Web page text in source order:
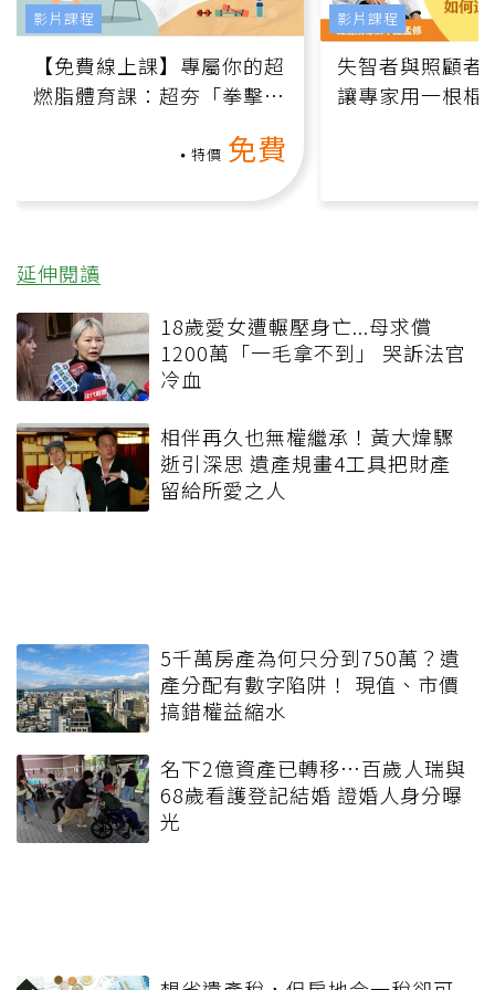
【免費線上課】專屬你的超
燃脂體育課：超夯「拳擊有
特價 免費
影片課程
失智者與照顧者
讓專家用一根棍
影片課程
延伸閱讀
18歲愛女遭輾壓身亡...母求償
1200萬「一毛拿不到」 哭訴法官
冷血
相伴再久也無權繼承！黃大煒驟
逝引深思 遺產規畫4工具把財產
留給所愛之人
5千萬房產為何只分到750萬？遺
產分配有數字陷阱！ 現值、市價
搞錯權益縮水
名下2億資產已轉移…百歲人瑞與
68歲看護登記結婚 證婚人身分曝
光